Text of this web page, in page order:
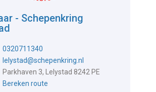
- Schepenkring
0320711340
lelystad@schepenkring.nl
Parkhaven 3, Lelystad 8242 PE
Bereken route